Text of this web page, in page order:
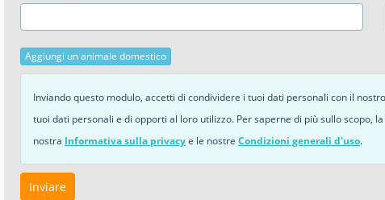
Aggiungi un animale domestico
Inviando questo modulo, accetti di condividere i tuoi dati personali con il
tuoi dati personali e di opporti al loro utilizzo. Per saperne di più sullo scopo,
nostra Informativa sulla privacye le nostre Condizioni generali d'uso.
Inviare